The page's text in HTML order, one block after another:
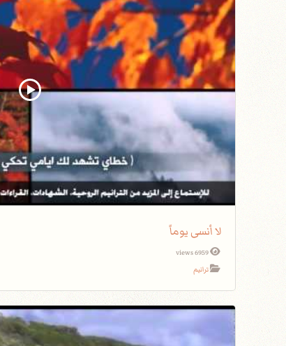
لا أنسى يوماً
6959 views
ترانيم